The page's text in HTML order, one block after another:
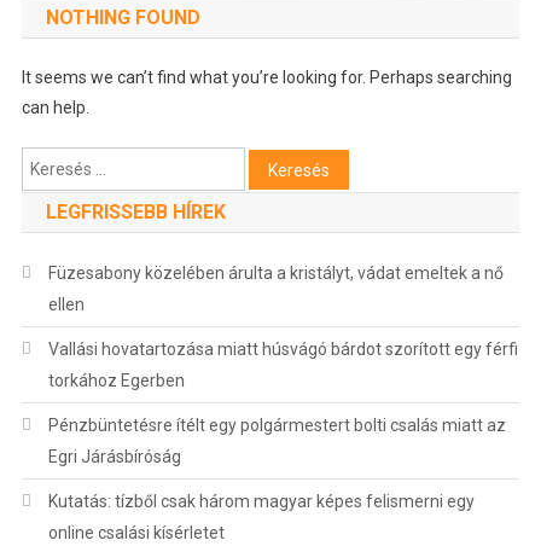
NOTHING FOUND
It seems we can’t find what you’re looking for. Perhaps searching
can help.
Keresés:
LEGFRISSEBB HÍREK
Füzesabony közelében árulta a kristályt, vádat emeltek a nő
ellen
Vallási hovatartozása miatt húsvágó bárdot szorított egy férfi
torkához Egerben
Pénzbüntetésre ítélt egy polgármestert bolti csalás miatt az
Egri Járásbíróság
Kutatás: tízből csak három magyar képes felismerni egy
online csalási kísérletet